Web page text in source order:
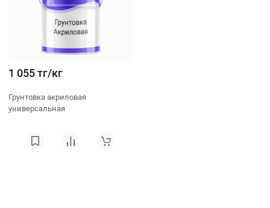
1 055 тг/кг
Грунтовка акриловая
универсальная